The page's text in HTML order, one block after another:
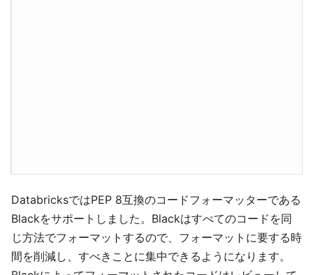
DatabricksではPEP 8互換のコードフォーマッターである
Blackをサポートしました。Blackはすべてのコードを同
じ方法でフォーマットするので、フォーマットに要する時
間を削減し、すべきことに集中できるようになります。